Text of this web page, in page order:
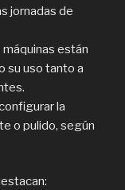
jornadas de
están
su uso tanto a
la
o pulido, según